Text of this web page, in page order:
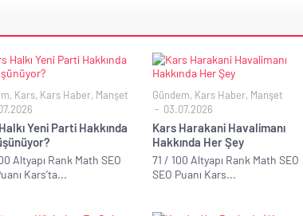
, Kars, Kars Haber, Manşet
Yeni Parti Hakkında
Altyapı Rank Math SEO
Kars’ta...
Gündem, Kars Haber, Manşet
03.07.2026
Kars Harakani Havalimanı
Hakkında Her Şey
71 / 100 Altyapı Rank Math SEO
SEO Puanı Kars...